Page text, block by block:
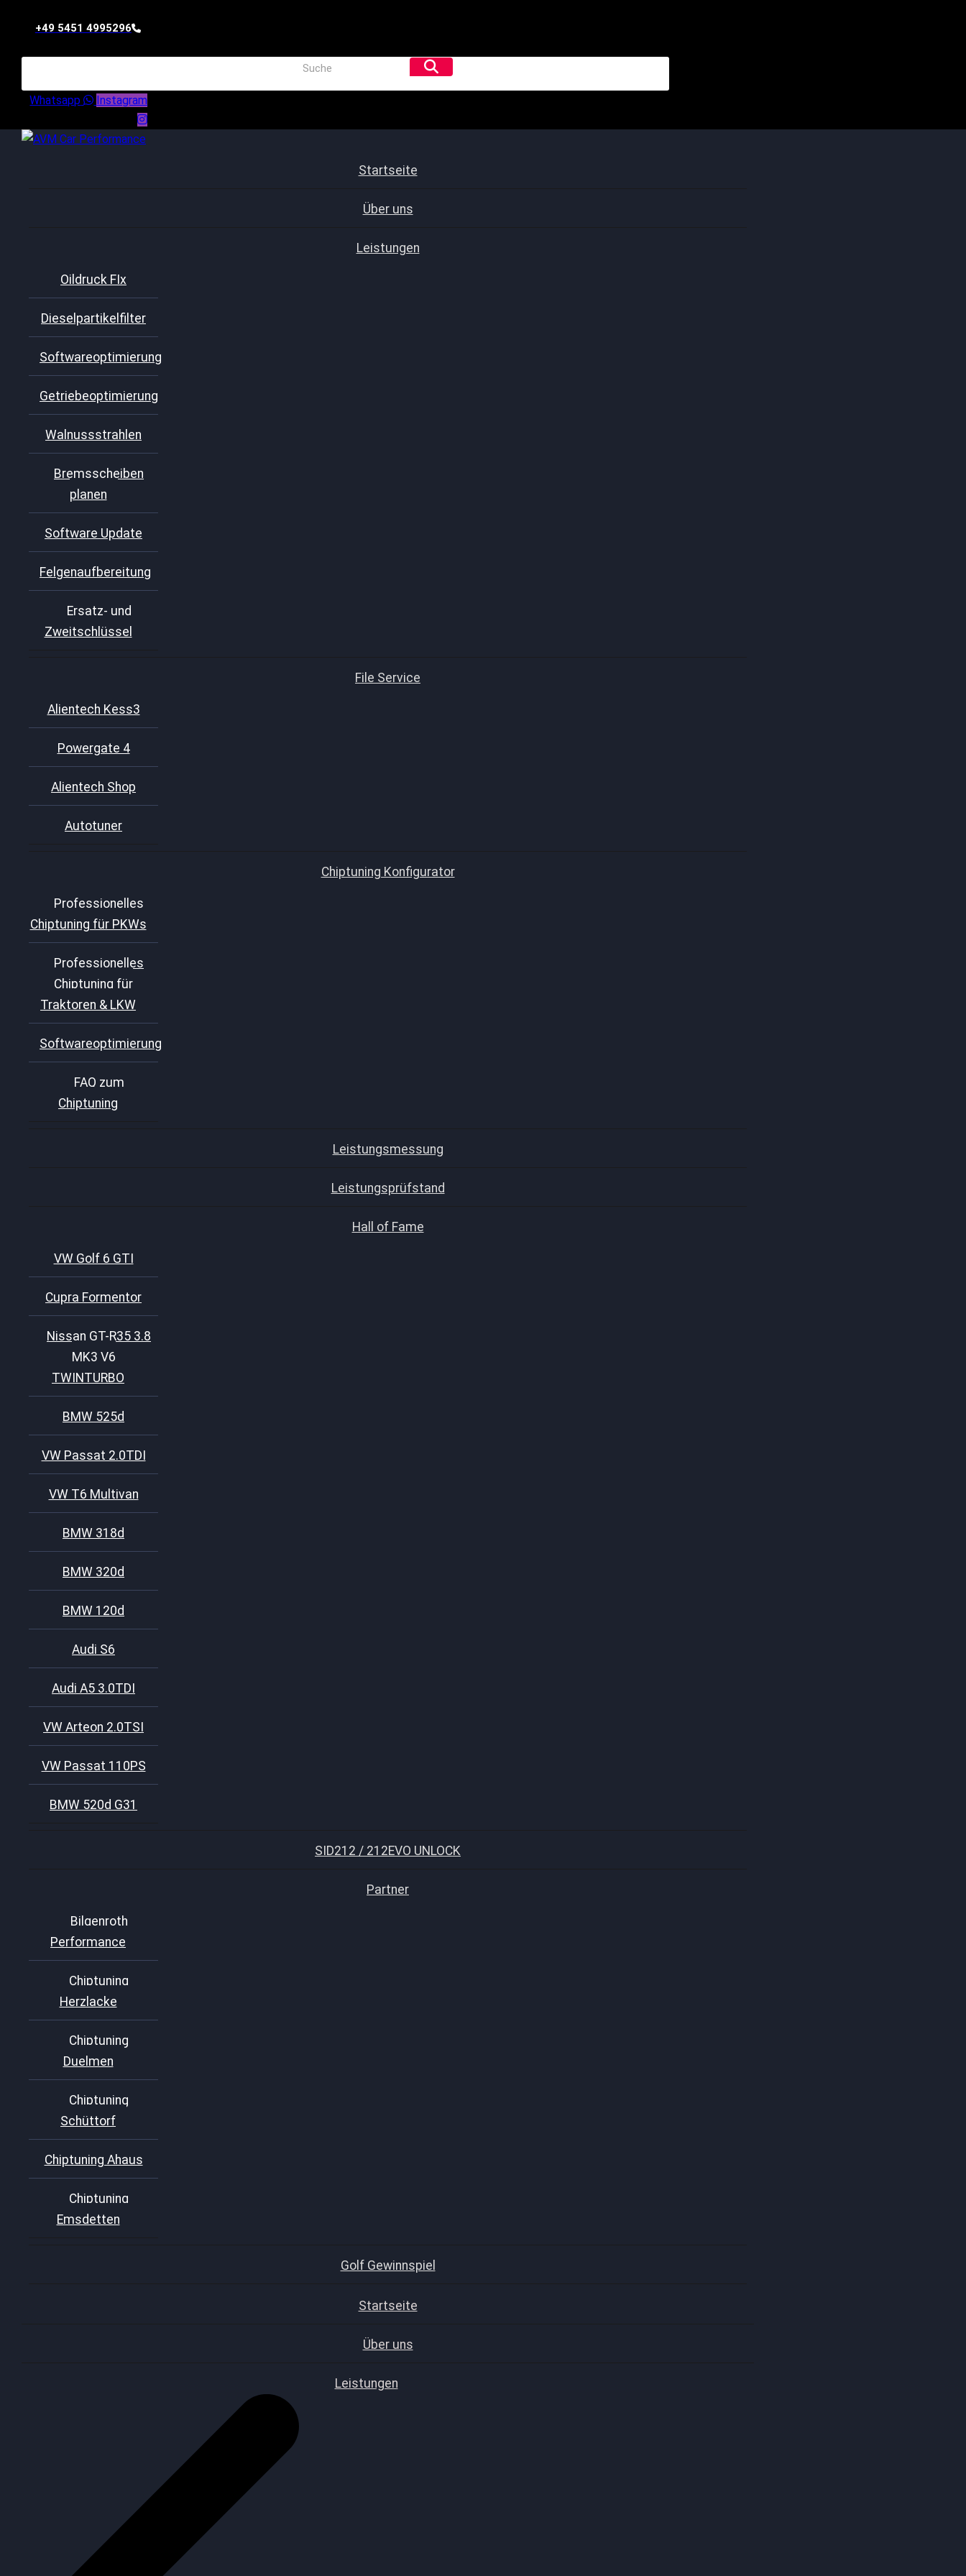
+49 5451 4995296
Whatsapp Instagram
Startseite
Über uns
Leistungen
Oildruck FIx
Dieselpartikelfilter
Softwareoptimierung
Getriebeoptimierung
Walnussstrahlen
Bremsscheiben
planen
Software Update
Felgenaufbereitung
Ersatz- und
Zweitschlüssel
File Service
Alientech Kess3
Powergate 4
Alientech Shop
Autotuner
Chiptuning Konfigurator
Professionelles
Chiptuning für PKWs
Professionelles
Chiptuning für
Traktoren & LKW
Softwareoptimierung
FAQ zum
Chiptuning
Leistungsmessung
Leistungsprüfstand
Hall of Fame
VW Golf 6 GTI
Cupra Formentor
Nissan GT-R35 3.8
MK3 V6
TWINTURBO
BMW 525d
VW Passat 2.0TDI
VW T6 Multivan
BMW 318d
BMW 320d
BMW 120d
Audi S6
Audi A5 3.0TDI
VW Arteon 2.0TSI
VW Passat 110PS
BMW 520d G31
SID212 / 212EVO UNLOCK
Partner
Bilgenroth
Performance
Chiptuning
Herzlacke
Chiptuning
Duelmen
Chiptuning
Schüttorf
Chiptuning Ahaus
Chiptuning
Emsdetten
Golf Gewinnspiel
Startseite
Über uns
Leistungen